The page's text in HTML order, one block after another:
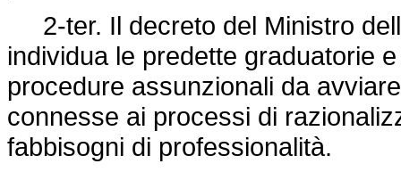
2-ter. Il decreto del Ministro
individua le predette graduatorie
procedure assunzionali da
connesse ai processi di
fabbisogni di professionalità.